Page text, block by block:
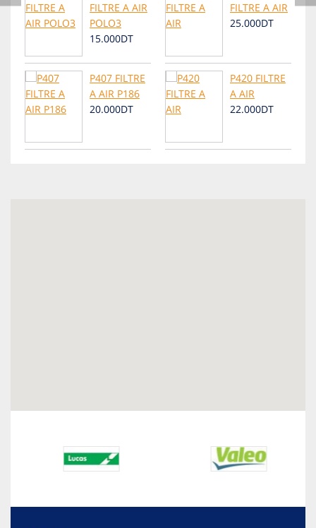
FILTRE A AIR
POLO3
15.000DT
FILTRE A AIR
25.000DT
P407 FILTRE
A AIR P186
20.000DT
P420 FILTRE
A AIR
22.000DT